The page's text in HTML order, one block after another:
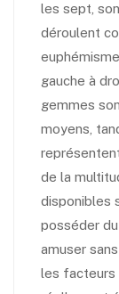
les sept,
déroulent
gauche à
gemmes
moyens,
de la
disponibles
posséder du
amuser
les facteurs